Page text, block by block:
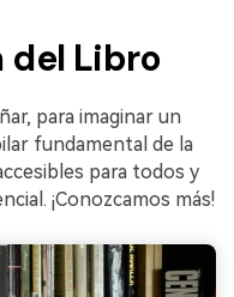
del Libro
para imaginar un
fundamental de la
para todos y
¡Conozcamos más!